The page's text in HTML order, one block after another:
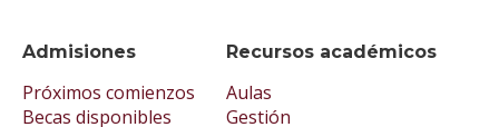
Admisiones
Próximos comienzos
Becas disponibles
Recursos académicos
Aulas
Gestión